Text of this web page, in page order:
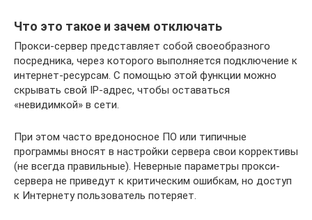
Что это такое и зачем отключать
Прокси-сервер представляет собой своеобразного
посредника, через которого выполняется подключение к
интернет-ресурсам. С помощью этой функции можно
скрывать свой IP-адрес, чтобы оставаться
«невидимкой» в сети.
При этом часто вредоносное ПО или типичные
программы вносят в настройки сервера свои коррективы
(не всегда правильные). Неверные параметры прокси-
сервера не приведут к критическим ошибкам, но доступ
к Интернету пользователь потеряет.